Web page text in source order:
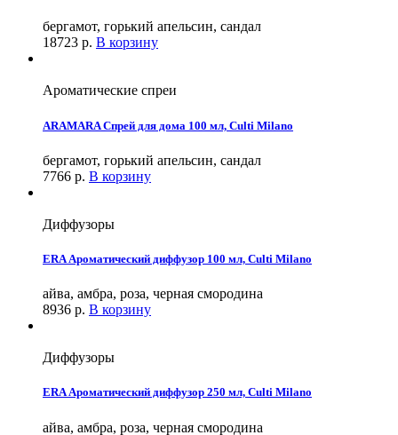
бергамот, горький апельсин, сандал
18723 р. В корзину
Ароматические спреи
ARAMARA Спрей для дома 100 мл, Culti Milano
бергамот, горький апельсин, сандал
7766 р. В корзину
Диффузоры
ERA Ароматический диффузор 100 мл, Culti Milano
айва, амбра, роза, черная смородина
8936 р. В корзину
Диффузоры
ERA Ароматический диффузор 250 мл, Culti Milano
айва, амбра, роза, черная смородина